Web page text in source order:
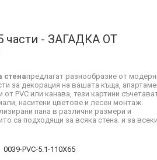
части - ЗАГАДКА ОТ
стенапредлагат разнообразие от
за декорация на вашата къща,
PVC или канава, тези картини
наситени цветове и лесен монтаж.
пана в различни размери и
са подходящи за всяка стена. и за всеки
0039-PVC-5.1-110X65